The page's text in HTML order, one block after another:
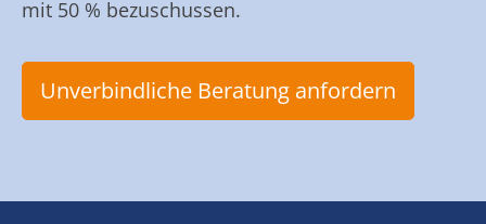
mit 50 % bezuschussen.
Unverbindliche Beratung anfordern